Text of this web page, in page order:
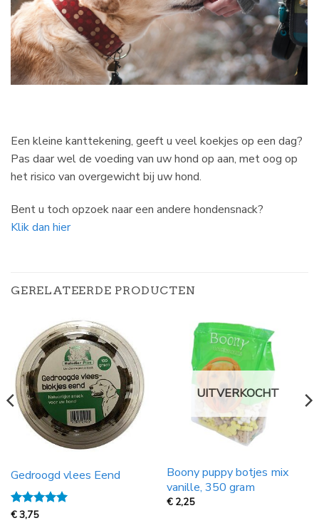
Een kleine kanttekening, geeft u veel koekjes op een dag?
Pas daar wel de voeding van uw hond op aan, met oog op
het risico van overgewicht bij uw hond.
Bent u toch opzoek naar een andere hondensnack?
Klik dan hier
GERELATEERDE PRODUCTEN
Gedroogd vlees Eend
Gewaardeerd
€3,75
UITVERKOCHT
Boony puppy botjes mix
vanille, 350 gram
€ 2,25